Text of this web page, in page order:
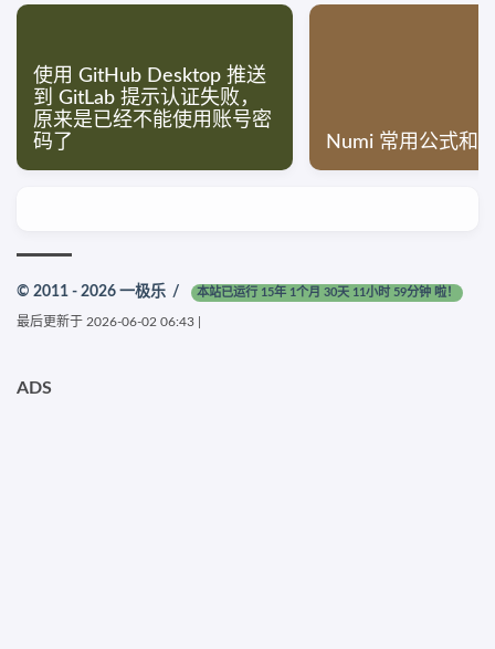
ADS
使用 GitHub Desktop 推送
到 GitLab 提示认证失败，
原来是已经不能使用账号密
码了
Numi 常用公式和
© 2011 - 2026 一极乐 / 本站已运行 15年 1个月 30天 11小时 59分钟 啦！
最后更新于 2026-06-02 06:43